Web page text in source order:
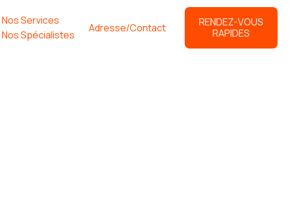
Nos Services
Nos Spécialistes
Adresse/Contact
RENDEZ-VOUS
RAPIDES